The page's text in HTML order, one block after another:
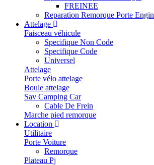
FREINEE
Reparation Remorque Porte Engin
Attelage
Faisceau véhicule
Specifique Non Code
Specifique Code
Universel
Attelage
Porte vélo attelage
Boule attelage
Sav Camping Car
Cable De Frein
Marche pied remorque
Location
Utilitaire
Porte Voiture
Remorque
Plateau Pj